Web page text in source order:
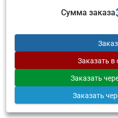
Сумма заказа
Заказать в
Заказать
Заказать